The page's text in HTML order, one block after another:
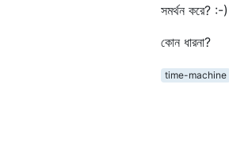
সমর্থন করে? :-)
কোন ধারনা?
time-machine